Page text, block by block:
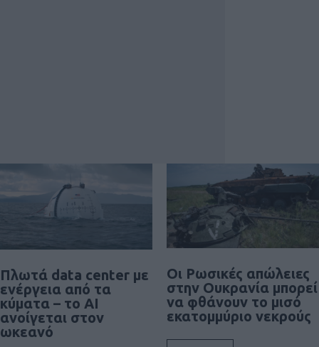
Πλωτά data center με
ενέργεια από τα
κύματα – το AI
ανοίγεται στον
ωκεανό
Οι Ρωσικές απώλειες
στην Ουκρανία μπορεί
να φθάνουν το μισό
εκατομμύριο νεκρούς